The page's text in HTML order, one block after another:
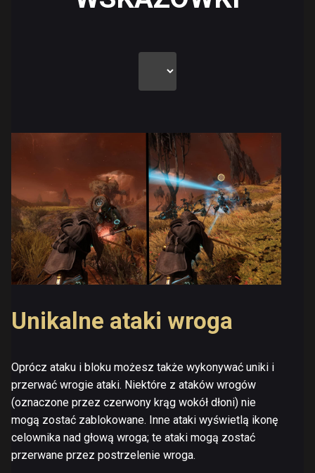
Unikalne ataki wroga
Oprócz ataku i bloku możesz także wykonywać uniki i
przerwać wrogie ataki. Niektóre z ataków wrogów
(oznaczone przez czerwony krąg wokół dłoni) nie
mogą zostać zablokowane. Inne ataki wyświetlą ikonę
celownika nad głową wroga; te ataki mogą zostać
przerwane przez postrzelenie wroga.